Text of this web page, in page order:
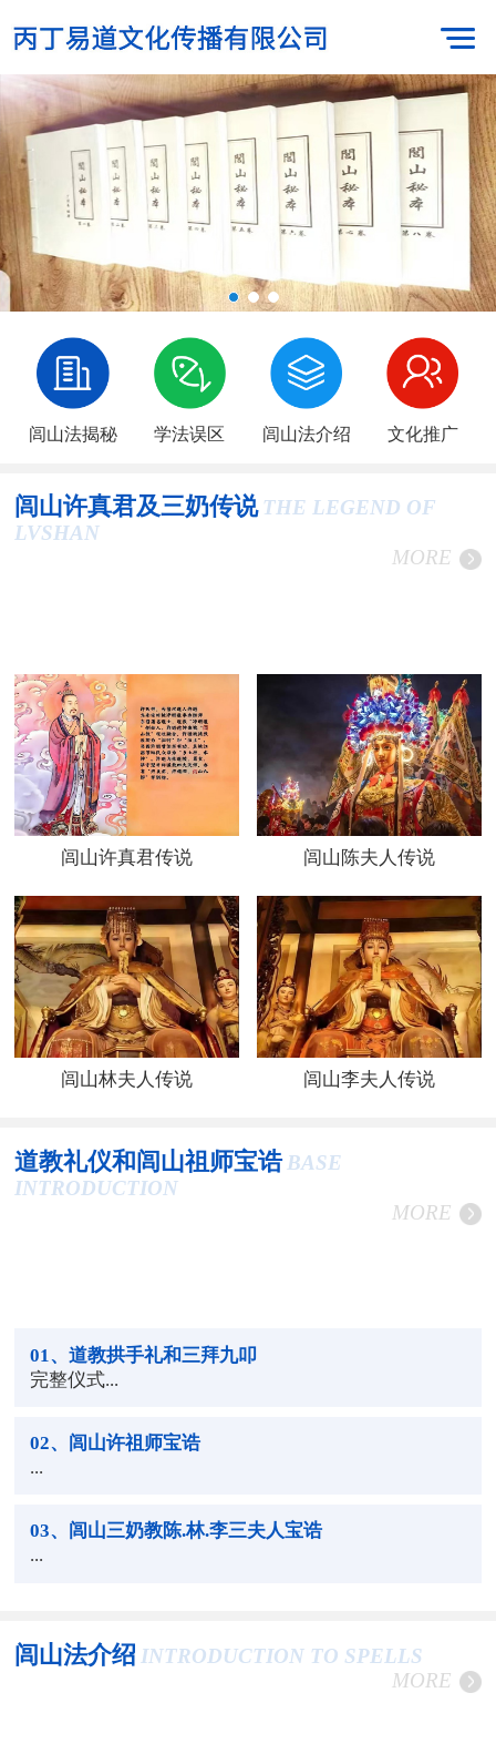
闾山法揭秘 学法误区 闾山法介绍 文化推广
闾山许真君及三奶传说 THE LEGEND OF
LVSHAN
MORE
闾山许真君传说 闾山陈夫人传说
闾山林夫人传说 闾山李夫人传说
道教礼仪和闾山祖师宝诰 BASE
INTRODUCTION
MORE
01 、道教拱手礼和三拜九叩
完整仪式...
02、闾山许祖师宝诰
...
03、闾山三奶教陈.林.李三夫人宝诰
...
闾山法介绍 INTRODUCTION TO SPELLS
MORE